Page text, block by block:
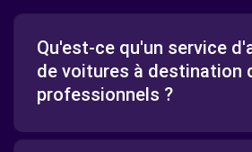
Qu'est-ce qu'un service
de voitures à destination
professionnels ?